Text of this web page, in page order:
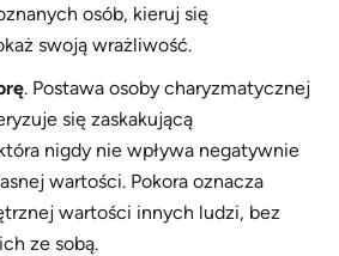
osób, kieruj się
swoją wrażliwość.
. Postawa osoby charyzmatycznej
się zaskakującą
nigdy nie wpływa negatywnie
wartości. Pokora oznacza
wartości innych ludzi, bez
ze sobą.